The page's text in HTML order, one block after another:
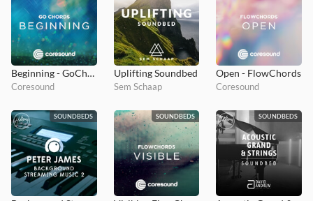
Beginning - GoChords
Coresound
Uplifting Soundbed
Sem Schaap
Open - FlowChords
Coresound
SOUNDBEDS SOUNDBEDS SOUNDBEDS